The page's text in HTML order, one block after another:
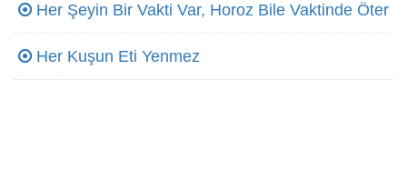
Her Şeyin Bir Vakti Var, Horoz Bile Vaktinde Öter
Her Kuşun Eti Yenmez